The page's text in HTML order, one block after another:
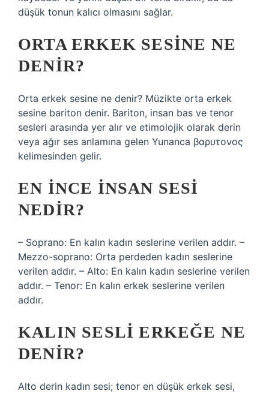
düşük tonun kalıcı olmasını sağlar.
ORTA ERKEK SESINE NE
DENIR?
Orta erkek sesine ne denir? Müzikte orta erkek
sesine bariton denir. Bariton, insan bas ve tenor
sesleri arasında yer alır ve etimolojik olarak derin
veya ağır ses anlamına gelen Yunanca βαρυτονος
kelimesinden gelir.
EN INCE INSAN SESI
NEDIR?
– Soprano: En kalın kadın seslerine verilen addır. –
Mezzo-soprano: Orta perdeden kadın seslerine
verilen addır. – Alto: En kalın kadın seslerine verilen
addır. – Tenor: En kalın erkek seslerine verilen
addır.
KALIN SESLI ERKEĞE NE
DENIR?
Alto derin kadın sesi; tenor en düşük erkek sesi,